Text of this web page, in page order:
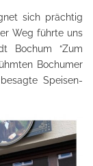
sich prächtig
Weg führte uns
Bochum “Zum
Bochumer
Speisen-